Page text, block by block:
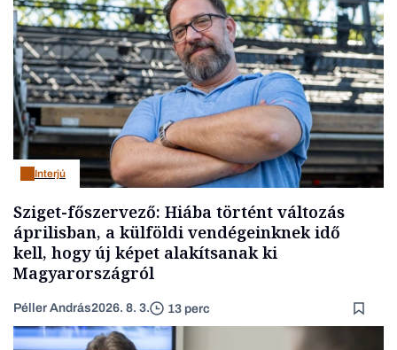
Interjú
Sziget-főszervező: Hiába történt változás
áprilisban, a külföldi vendégeinknek idő
kell, hogy új képet alakítsanak ki
Magyarországról
Péller András2026. 8. 3. 13 perc